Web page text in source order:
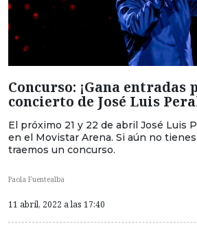
Concurso: ¡Gana
concierto de José Luis
El próximo 21 y 22 de abril José Luis
en el Movistar Arena. Si aún no
traemos un concurso.
Paola Fuentealba
11 abril, 2022 a las 17:40